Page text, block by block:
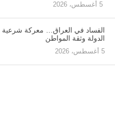
5 أغسطس، 2026
الفساد في العراق… معركة شرعية
الدولة وثقة المواطن
5 أغسطس، 2026